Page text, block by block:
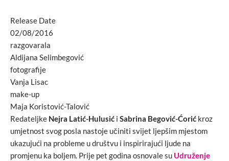
Release Date
02/08/2016
razgovarala
Aldijana Selimbegović
fotografije
Vanja Lisac
make-up
Maja Koristović-Talović
Redateljke Nejra Latić-Hulusić i Sabrina Begović-Ćorić kroz
umjetnost svog posla nastoje učiniti svijet ljepšim mjestom
ukazujući na probleme u društvu i inspirirajući ljude na
promjenu ka boljem. Prije pet godina osnovale su Udruženje